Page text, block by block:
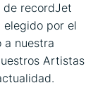
de recordJet
elegido por el
a nuestra
Artistas